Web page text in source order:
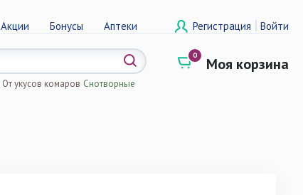
Акции Бонусы Аптеки Регистрация | Войти
0 Моя корзина
От укусов комаров Снотворные